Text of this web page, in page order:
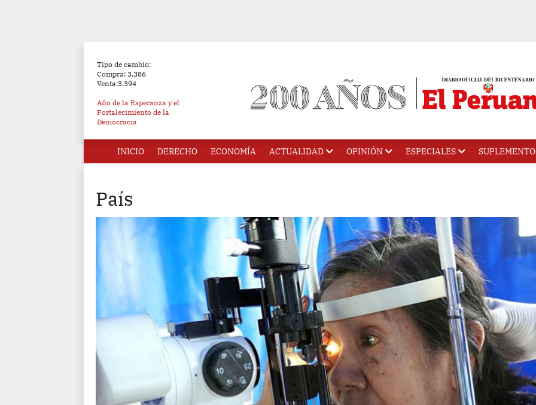
Tipo de cambio:
Compra: 3.386
Venta:3.394
Año de la Esperanza y el
Fortalecimiento de la
Democracia
INICIO DERECHO ECONOMÍA ACTUALIDAD OPINIÓN ESPECIALES
País